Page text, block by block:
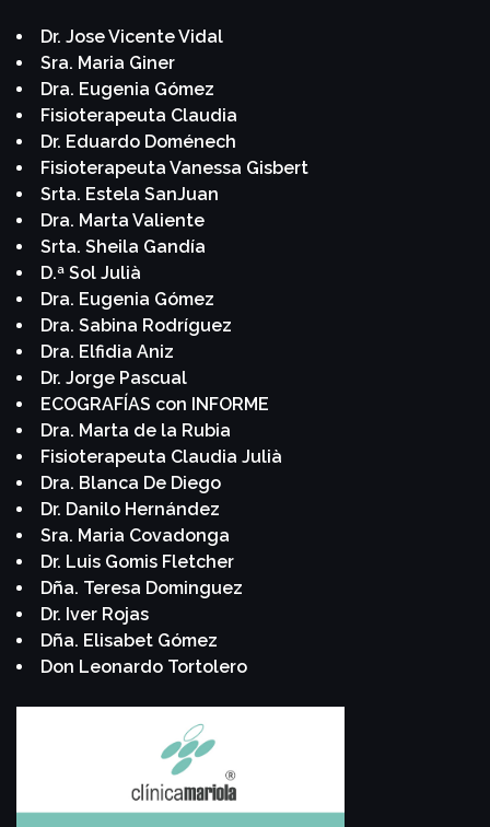
Dr. Jose Vicente Vidal
Sra. Maria Giner
Dra. Eugenia Gómez
Fisioterapeuta Claudia
Dr. Eduardo Doménech
Fisioterapeuta Vanessa Gisbert
Srta. Estela SanJuan
Dra. Marta Valiente
Srta. Sheila Gandía
D.ª Sol Julià
Dra. Eugenia Gómez
Dra. Sabina Rodríguez
Dra. Elfidia Aniz
Dr. Jorge Pascual
ECOGRAFÍAS con INFORME
Dra. Marta de la Rubia
Fisioterapeuta Claudia Julià
Dra. Blanca De Diego
Dr. Danilo Hernández
Sra. Maria Covadonga
Dr. Luis Gomis Fletcher
Dña. Teresa Dominguez
Dr. Iver Rojas
Dña. Elisabet Gómez
Don Leonardo Tortolero